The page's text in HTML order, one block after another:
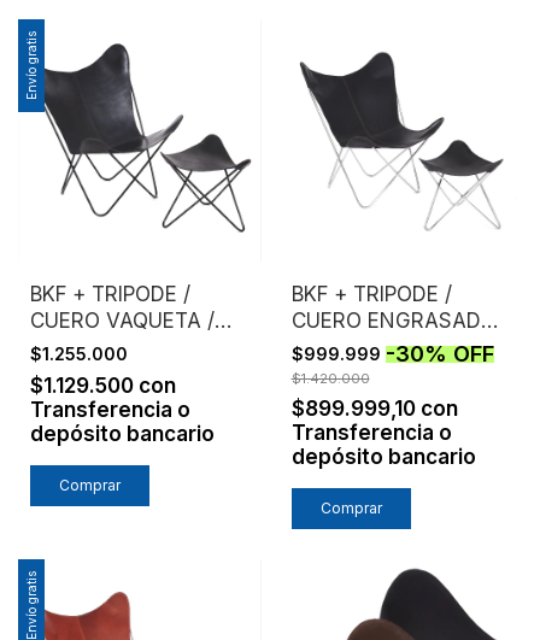
Envío gratis
BKF + TRIPODE /
CUERO VAQUETA /
ESTRUCTURA NEGRA
$1.255.000
$1.129.500 con
Transferencia o
depósito bancario
Comprar
BKF + TRIPODE /
CUERO ENGRASADO /
ESTRUCTURA
CROMO
$999.999 -30%OFF
$1.420.000
$899.999,10 con
Transferencia o
depósito bancario
Comprar
Envío gratis